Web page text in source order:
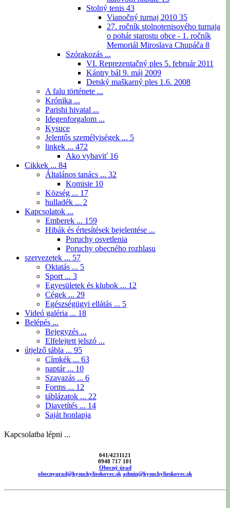
Stolný tenis 43
Vianočný turnaj 2010 35
27. ročník stolnotenisového turnaja
o pohár starostu obce - 1. ročník
Memoriál Miroslava Chupáča 8
Szórakozás ...
VI. Reprezentačný ples 5. február 2011
Kántry bál 9. máj 2009
Detský maškarný ples 1.6. 2008
A falu története ...
Krónika ...
Parishi hivatal ...
Idegenforgalom ...
Kysuce
Jelentős személyiségek ... 5
linkek ... 472
Ako vybaviť 16
Cikkek ... 84
Általános tanács ... 32
Komisie 10
Község ... 17
hulladék ... 2
Kapcsolatok ...
Emberek ... 159
Hibák és értesítések bejelentése ...
Poruchy osvetlenia
Poruchy obecného rozhlasu
szervezetek ... 57
Oktatás ... 5
Sport ... 3
Egyesületek és klubok ... 12
Cégek ... 29
Egészségügyi ellátás ... 5
Videó galéria ... 18
Belépés ...
Bejegyzés ...
Elfelejtett jelszó ...
útjelző tábla ... 95
Címkék ... 63
naptár ... 10
Szavazás ... 6
Forms ... 12
táblázatok ... 22
Diavetítés ... 14
Saját honlapja
Kapcsolatba lépni ...
041/4231121
0948 717 101
Obecný úrad
obecnyurad@kysuckylieskovec.sk admin@kysuckylieskovec.sk